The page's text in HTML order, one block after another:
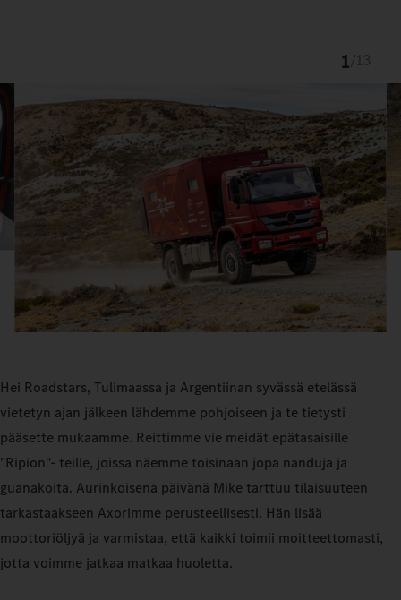
1
Hei Roadstars, Tulimaassa ja Argentiinan syvässä etelässä
vietetyn ajan jälkeen lähdemme pohjoiseen ja te tietysti
pääsette mukaamme. Reittimme vie meidät epätasaisille
"Ripion"- teille, joissa näemme toisinaan jopa nanduja ja
guanakoita. Aurinkoisena päivänä Mike tarttuu tilaisuuteen
tarkastaakseen Axorimme perusteellisesti. Hän lisää
moottoriöljyä ja varmistaa, että kaikki toimii moitteettomasti,
jotta voimme jatkaa matkaa huoletta.